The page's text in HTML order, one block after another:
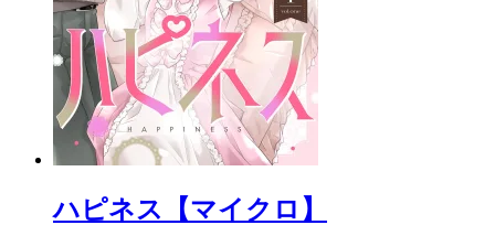
ハピネス【マイクロ】